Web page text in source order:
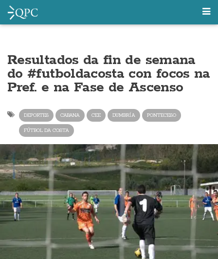
Resultados da fin de semana
do #futboldacosta con focos na
Pref. e na Fase de Ascenso
DEPORTES CABANA CEE DUMBRÍA PONTECESO
FÚTBOL DA COSTA